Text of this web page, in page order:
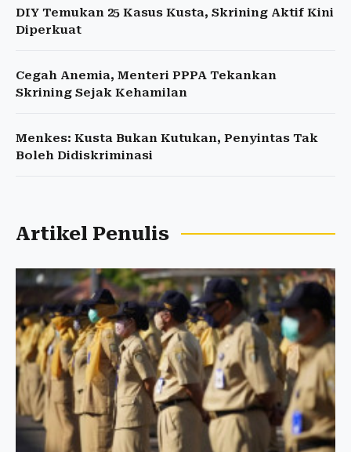
DIY Temukan 25 Kasus Kusta, Skrining Aktif Kini
Diperkuat
Cegah Anemia, Menteri PPPA Tekankan
Skrining Sejak Kehamilan
Menkes: Kusta Bukan Kutukan, Penyintas Tak
Boleh Didiskriminasi
Artikel Penulis